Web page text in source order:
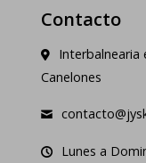
Contacto
Interbalnearia
Canelones
Lunes a